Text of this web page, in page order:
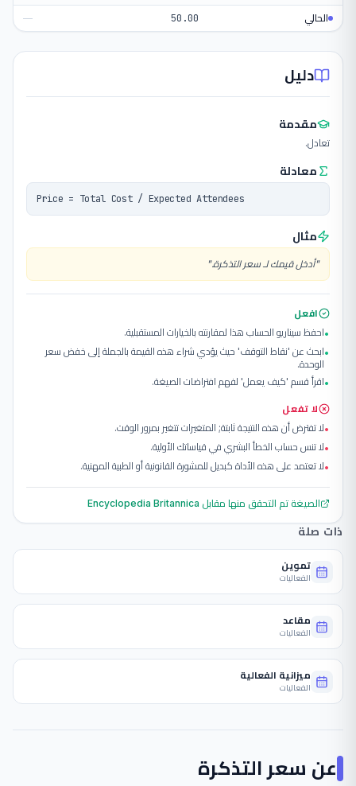
الحالي 50.00
—
دليل
مقدمة
تعادل.
معادلة
Price = Total Cost / Expected Attendees
مثال
"أدخل قيمك لـ سعر التذكرة."
افعل
•احفظ سيناريو الحساب هذا لمقارنته بالخيارات المستقبلية.
•ابحث عن 'نقاط التوقف' حيث يؤدي شراء هذه القيمة بالجملة إلى خفض سعر
الوحدة.
•اقرأ قسم 'كيف يعمل' لفهم افتراضات الصيغة.
لا تفعل
•لا تفترض أن هذه النتيجة ثابتة; المتغيرات تتغير بمرور الوقت.
•لا تنس حساب الخطأ البشري في قياساتك الأولية.
•لا تعتمد على هذه الأداة كبديل للمشورة القانونية أو الطبية المهنية.
الصيغة تم التحقق منها مقابل Encyclopedia Britannica
ذات صلة
تموين
الفعاليات
مقاعد
الفعاليات
ميزانية الفعالية
الفعاليات
عن سعر التذكرة